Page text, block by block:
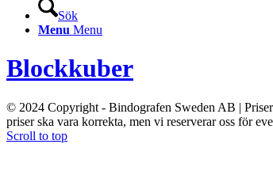
Sök
Menu Menu
Blockkuber
© 2024 Copyright - Bindografen Sweden AB |
priser ska vara korrekta, men vi reserverar oss för
Scroll to top